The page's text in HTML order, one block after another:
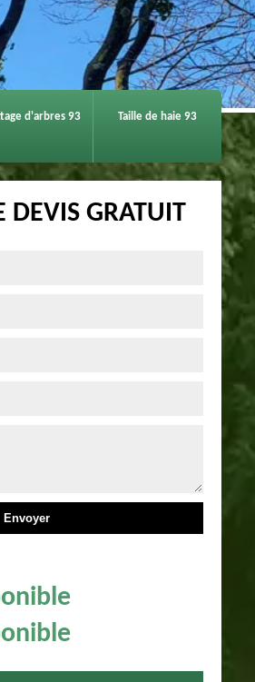
d'arbres 93 Taille de haie 93
DEVIS GRATUIT